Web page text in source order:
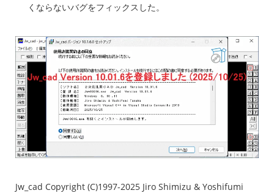
くならないバグをフィックスした。
Jw_cad Copyright (C)1997-2025 Jiro Shimizu & Yoshifumi